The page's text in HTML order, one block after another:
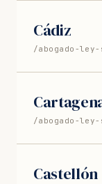
Cádiz
/abogado-
/abogado-
Castellón